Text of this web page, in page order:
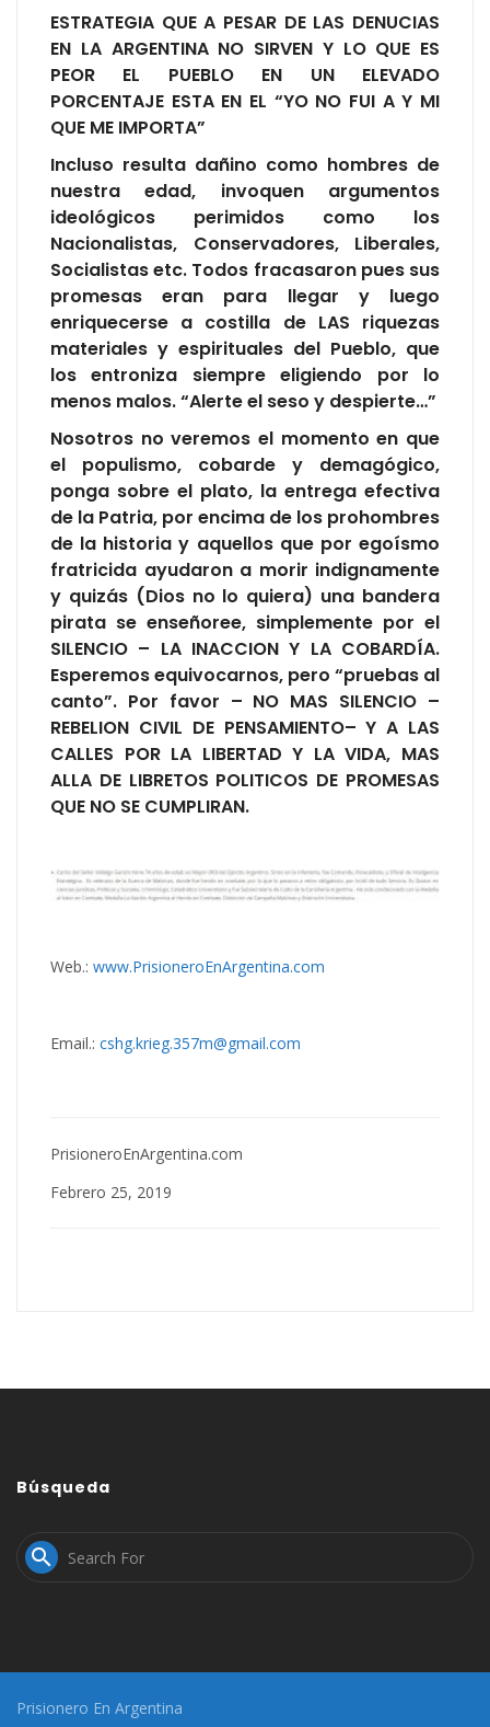
ESTRATEGIA QUE A PESAR DE LAS DENUCIAS
EN LA ARGENTINA NO SIRVEN Y LO QUE ES
PEOR EL PUEBLO EN UN ELEVADO
PORCENTAJE ESTA EN EL “YO NO FUI A Y MI
QUE ME IMPORTA”
Incluso resulta dañino como hombres de
nuestra edad, invoquen argumentos
ideológicos perimidos como los
Nacionalistas, Conservadores, Liberales,
Socialistas etc. Todos fracasaron pues sus
promesas eran para llegar y luego
enriquecerse a costilla de LAS riquezas
materiales y espirituales del Pueblo, que
los entroniza siempre eligiendo por lo
menos malos. “Alerte el seso y despierte…”
Nosotros no veremos el momento en que
el populismo, cobarde y demagógico,
ponga sobre el plato, la entrega efectiva
de la Patria, por encima de los prohombres
de la historia y aquellos que por egoísmo
fratricida ayudaron a morir indignamente
y quizás (Dios no lo quiera) una bandera
pirata se enseñoree, simplemente por el
SILENCIO – LA INACCION Y LA COBARDÍA.
Esperemos equivocarnos, pero “pruebas al
canto”. Por favor – NO MAS SILENCIO –
REBELION CIVIL DE PENSAMIENTO– Y A LAS
CALLES POR LA LIBERTAD Y LA VIDA, MAS
ALLA DE LIBRETOS POLITICOS DE PROMESAS
QUE NO SE CUMPLIRAN.
Web.: www.PrisioneroEnArgentina.com
Email.: cshg.krieg.357m@gmail.com
PrisioneroEnArgentina.com
Febrero 25, 2019
Búsqueda

Prisionero En Argentina